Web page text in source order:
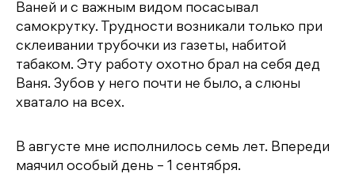
Ваней и с важным видом посасывал
самокрутку. Трудности возникали только при
склеивании трубочки из газеты, набитой
табаком. Эту работу охотно брал на себя дед
Ваня. Зубов у него почти не было, а слюны
хватало на всех.
В августе мне исполнилось семь лет. Впереди
маячил особый день – 1 сентября.